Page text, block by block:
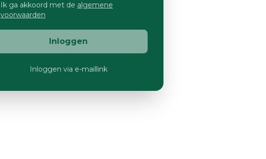
Ik ga akkoord met de algemene
voorwaarden
Inloggen
Inloggen via e-maillink